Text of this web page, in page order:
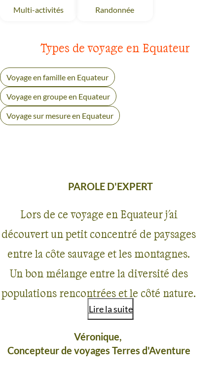
Multi-activitésEquateur Randonnée
Types de voyage en Equateur
Voyage en famille en Equateur
Voyage en groupe en Equateur
Voyage sur mesure en Equateur
PAROLE D'EXPERT
Lors de ce voyage en Equateur j'ai
découvert un petit concentré de paysages
entre la côte sauvage et les montagnes.
Un bon mélange entre la diversité des
populations rencontrées et le côté nature,
avec des circuits où il n’y a pas pléthore
de randonneurs. L’avantage d'un trek en
’Équateur, c’est que les distances entre les
Lire la suite
Véronique,
Concepteur de voyages Terres d'Aventure